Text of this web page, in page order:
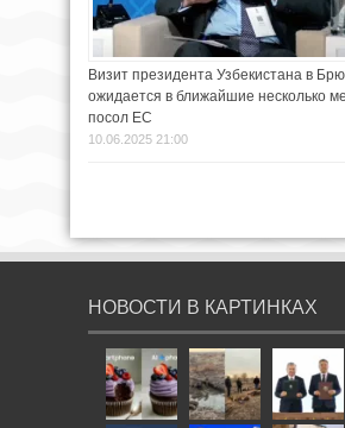
Визит президента Узбекистана в
ожидается в ближайшие несколько
посол ЕС
10.06.2025 21:00
НОВОСТИ В КАРТИНКАХ